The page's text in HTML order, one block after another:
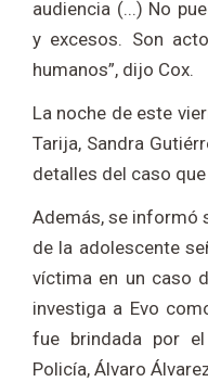
audiencia (...) No
y excesos. Son
humanos”, dijo Cox.
La noche de este
Tarija, Sandra
detalles del caso
Además, se informó
de la adolescente
víctima en un caso
investiga a Evo
fue brindada por
Policía, Álvaro